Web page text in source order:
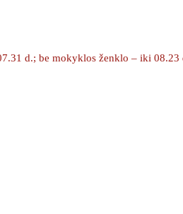
d.; be mokyklos ženklo – iki